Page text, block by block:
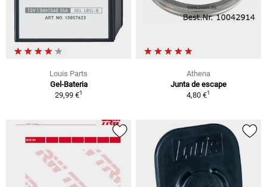
Louis Parts
Gel-Bateria
29,99 €1
Athena
Junta de escape
4,80 €1